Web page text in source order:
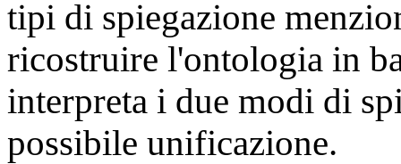
tipi di spiegazione
ricostruire l'ontologia in
interpreta i due modi di
possibile unificazione.